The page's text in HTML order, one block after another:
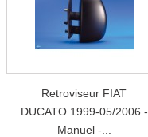
Retroviseur FIAT
DUCATO 1999-05/2006 -
Manuel -...